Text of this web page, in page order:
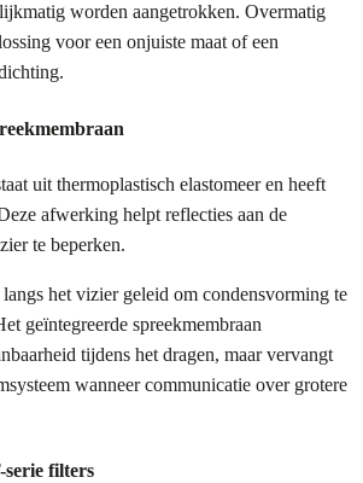
worden aangetrokken. Overmatig
voor een onjuiste maat of een
uit thermoplastisch elastomeer en heeft
afwerking helpt reflecties aan de
te beperken.
het vizier geleid om condensvorming te
geïntegreerde spreekmembraan
tijdens het dragen, maar vervangt
wanneer communicatie over grotere
filters